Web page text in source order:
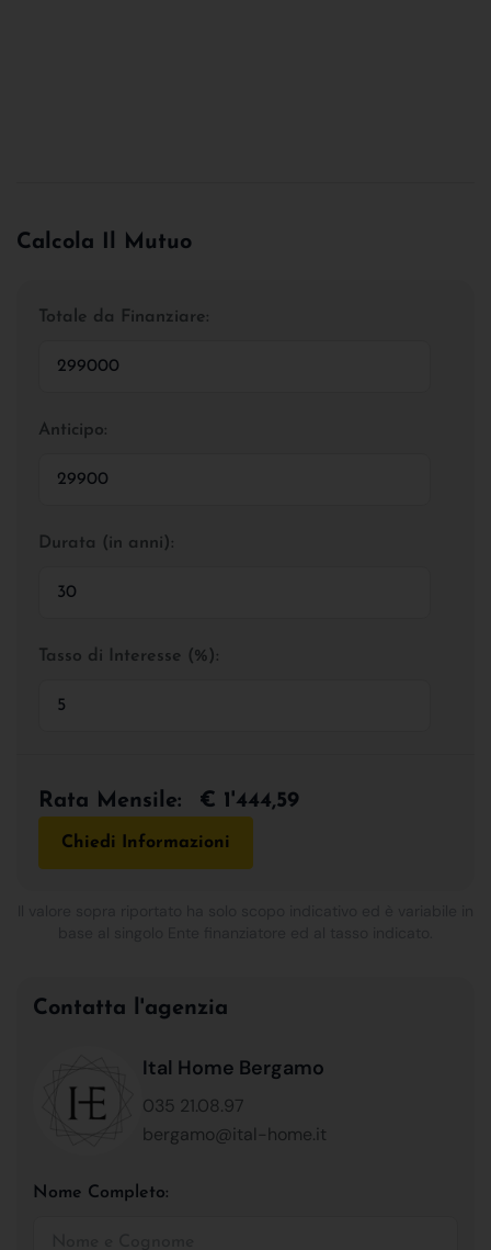
Calcola Il Mutuo
Totale da Finanziare:
Anticipo:
Durata (in anni):
Tasso di Interesse (%):
Rata Mensile: € 1'444,59
Chiedi Informazioni
Contatta l'agenzia
Ital Home Bergamo
035 21.08.97
bergamo@ital-home.it
Nome Completo: